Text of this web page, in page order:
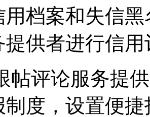
用档案和失信
提供者进行信用
帖评论服务提
制度，设置便